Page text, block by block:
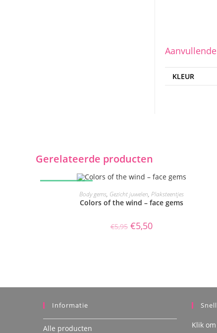
KLEUR
Gerelateerde producten
TOEVOEGEN AAN WINKELWAGEN
Body gems, Gezicht juwelen, Plaksteentjes
Colors of the wind – face gems
€5,95 Oorspronkelijke
prijs
€5,50Huidige
prijs
Informatie
Alle producten
Klik